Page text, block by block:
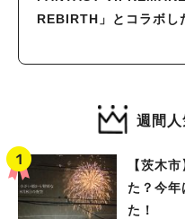
REBIRTH」とコラボし
トは2月9日（金）より
週間
【茨木
た？今年
た！